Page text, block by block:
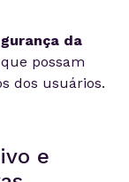
da
possam
dos usuários.
e